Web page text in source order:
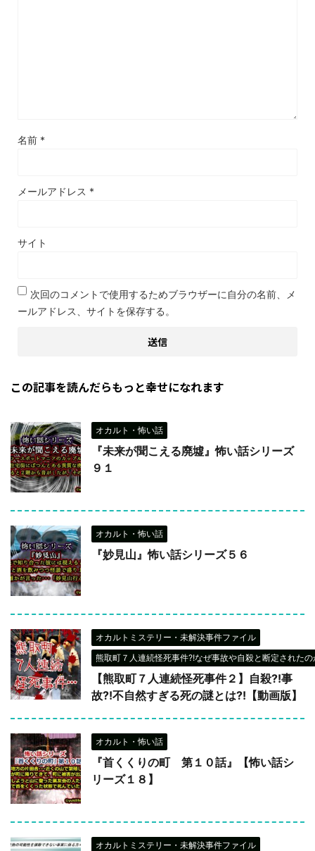
名前 *
メールアドレス *
サイト
次回のコメントで使用するためブラウザーに自分の名前、メ
ールアドレス、サイトを保存する。
この記事を読んだらもっと幸せになれます
オカルト・怖い話
『未来が聞こえる廃墟』怖い話シリーズ
９１
オカルト・怖い話
『妙見山』怖い話シリーズ５６
オカルトミステリー・未解決事件ファイル
熊取町７人連続怪死事件?!なぜ事故や自殺と断定された
【熊取町７人連続怪死事件２】自殺?!事
故?!不自然すぎる死の謎とは?!【動画版】
オカルト・怖い話
『首くくりの町 第１０話』【怖い話シ
リーズ１８】
オカルトミステリー・未解決事件ファイル